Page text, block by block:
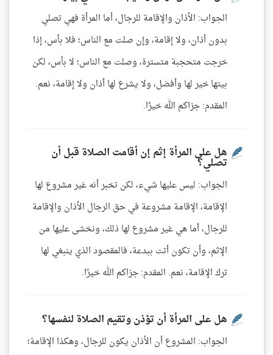
الجواب: الأذان والإقامة للرجال، أما المرأة فهي تصلي
بدون أذان، ولا إقامة، وإن صلت مع الناس؛ فلا بأس، إذا
خرجت متحجبة متسترة، وصلت مع الناس؛ لا بأس، لكن
بيتها خير لها وأفضل، ولا يشرع لها أذان ولا إقامة، نعم.
المقدم: جزاكم الله خيرًا.
هل على المرأة إثم إن أقامت الصلاة قبل أن
تصلي؟
الجواب: ليس عليها شيء، لكن تخبر أنه غير مشروع لها
الإقامة، الإقامة مشروعة في حق الرجال الأذان والإقامة
للرجال، أما هي غير مشروع لها ذلك، ونخشى عليها من
الإثم، وأن تكون أتت ببدعة، فالمقصود الذي ينبغي لها
ترك الإقامة، نعم. المقدم: جزاكم الله خيرًا.
هل على المرأة أن تؤذن وتقيم الصلاة لنفسها؟
الجواب: المشروع أن الأذان يكون للرجال، وهكذا الإقامة؛